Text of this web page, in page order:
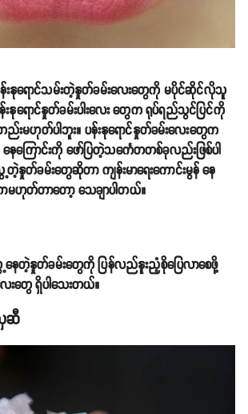
ပန်းနုရောင်သမ်းတဲ့နှုတ်ခမ်းလေးတွေကို မပိုင်ဆိုင်လိုသူ
ောင်နှုတ်ခမ်းပါးလေး တွေက ရုပ်ရည်သွင်ပြင်ကို
ည်းမဟုတ်ပါဘူး။ ပန်းနုရောင်နှုတ်ခမ်းလေးတွေက
နေကြောင်းကို ဖော်ပြတဲ့သင်္ကေတတစ်ခုလည်းဖြစ်ပါ
တ်ခမ်းတွေဆိုတာ ကျန်းမာရေးကောင်းမွန် နေ
ာမဟုတ်တာတော့ သေချာပါတယ်။
တဲ့နှုတ်ခမ်းတွေကို ပြန်လည်နူးညံ့စိုပြေလာစေဖို့
တွေ ရှိပါသေးတယ်။
ဆီ